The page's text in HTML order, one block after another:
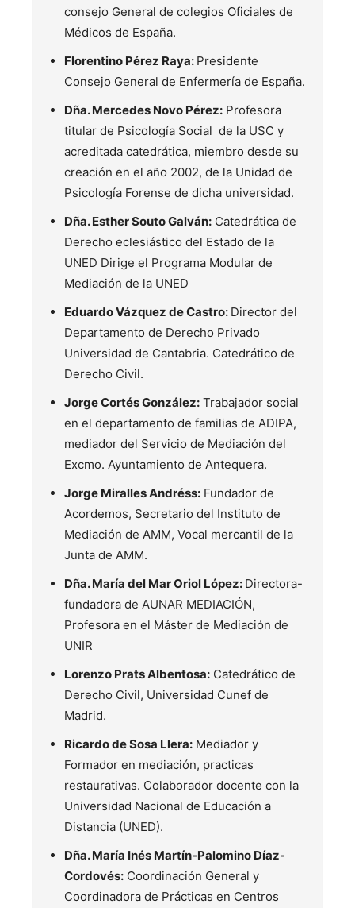
consejo General de colegios Oficiales de
Médicos de España.
Florentino Pérez Raya: Presidente
Consejo General de Enfermería de España.
Dña. Mercedes Novo Pérez: Profesora
titular de Psicología Social de la USC y
acreditada catedrática, miembro desde su
creación en el año 2002, de la Unidad de
Psicología Forense de dicha universidad.
Dña. Esther Souto Galván: Catedrática de
Derecho eclesiástico del Estado de la
UNED Dirige el Programa Modular de
Mediación de la UNED
Eduardo Vázquez de Castro: Director del
Departamento de Derecho Privado
Universidad de Cantabria. Catedrático de
Derecho Civil.
Jorge Cortés González: Trabajador social
en el departamento de familias de ADIPA,
mediador del Servicio de Mediación del
Excmo. Ayuntamiento de Antequera.
Jorge Miralles Andréss: Fundador de
Acordemos, Secretario del Instituto de
Mediación de AMM, Vocal mercantil de la
Junta de AMM.
Dña. María del Mar Oriol López: Directora-
fundadora de AUNAR MEDIACIÓN,
Profesora en el Máster de Mediación de
UNIR
Lorenzo Prats Albentosa: Catedrático de
Derecho Civil, Universidad Cunef de
Madrid.
Ricardo de Sosa Llera: Mediador y
Formador en mediación, practicas
restaurativas. Colaborador docente con la
Universidad Nacional de Educación a
Distancia (UNED).
Dña. María Inés Martín-Palomino Díaz-
Cordovés: Coordinación General y
Coordinadora de Prácticas en Centros